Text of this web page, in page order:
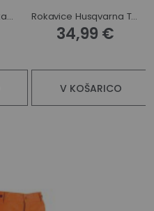
Majica s kratkimi rokavi Husqvarna Technical Rokavice Husqvarna Technical
34,99 €
V KOŠARICO